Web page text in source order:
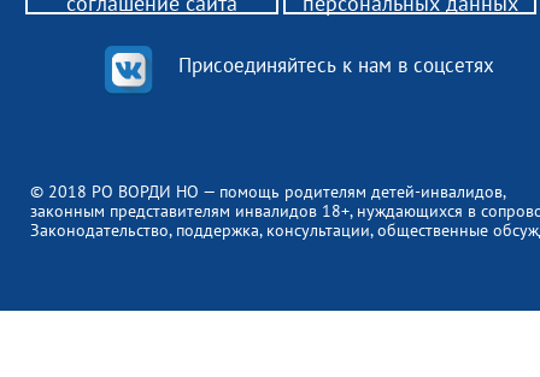
© 2018 РО ВОРДИ НО — помощь родителям детей-инвалидов,
законным представителям инвалидов 18+, нуждающихся в
Законодательство, поддержка, консультации, общественные
Присоединяйтесь к нам в соцсетях